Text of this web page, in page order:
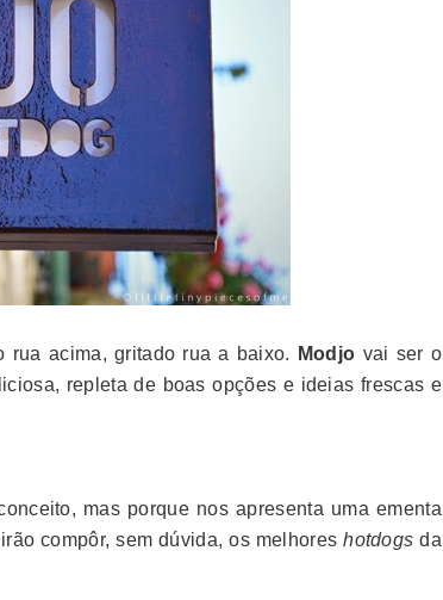
rua acima, gritado rua a baixo. Modjo vai ser o
repleta de boas opções e ideias frescas e
mas porque nos apresenta uma ementa
compôr, sem dúvida, os melhoreshotdogs da